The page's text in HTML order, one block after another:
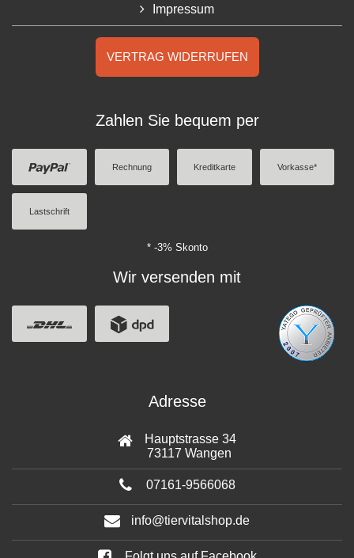
Impressum
VERTRAG WIDERRUFEN
Zahlen Sie bequem per
Rechnung Kreditkarte Vorkasse*
Lastschrift
* -3% Skonto
Wir versenden mit
Adresse
Hauptstrasse 34
73117 Wangen
07161-9566068
info@tiervitalshop.de